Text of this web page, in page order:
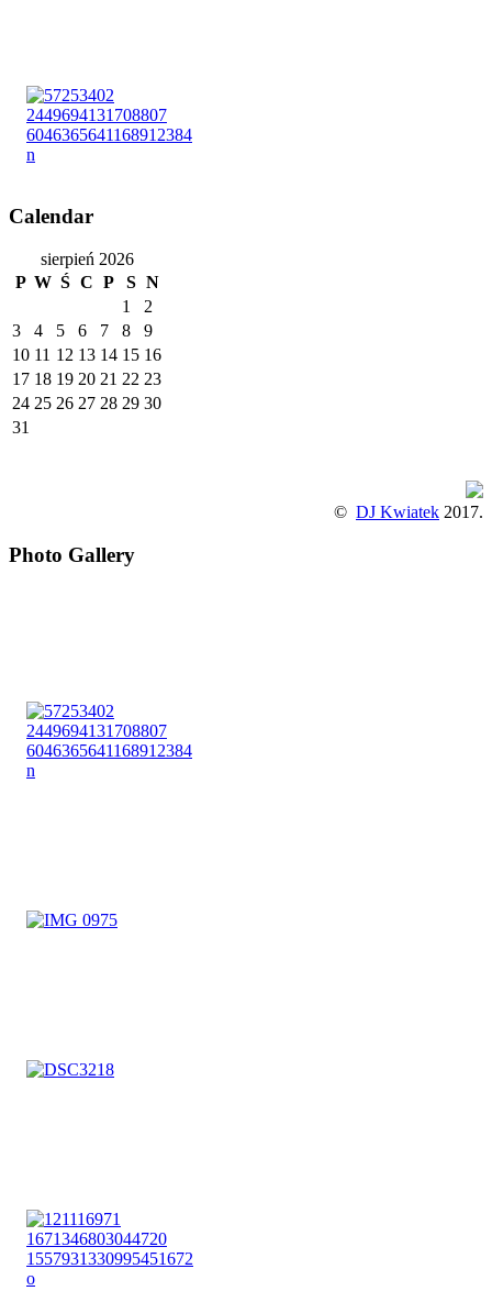
Calendar
sierpień 2026
P W Ś C P S N
1
2
3
4 5 6 7 8
9
10 11 12 13 14 15 16
17 18 19 20 21 22 23
24 25 26 27 28 29 30
31
© DJ Kwiatek 2017.
Photo Gallery